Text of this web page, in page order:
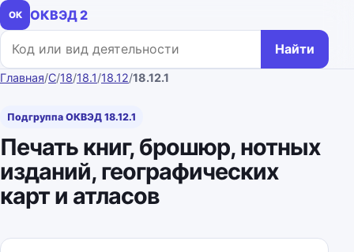
ОК
ОКВЭД 2
Поиск по коду или названию
Найти
Главная/C/18/18.1/18.12/18.12.1
Подгруппа ОКВЭД 18.12.1
Печать книг, брошюр, нотных
изданий, географических
карт и атласов